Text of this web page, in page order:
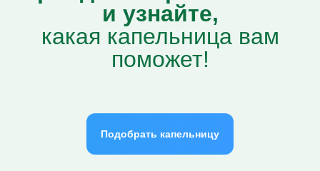
и узнайте,
какая капельница вам
поможет!
Подобрать капельницу